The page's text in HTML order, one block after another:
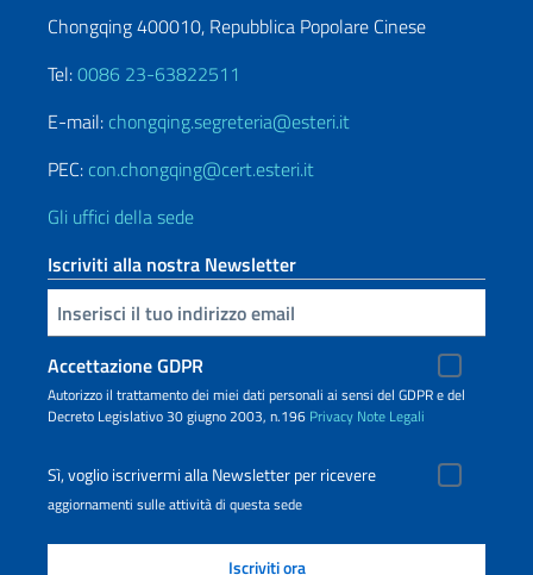
Chongqing 400010, Repubblica Popolare Cinese
Tel:0086 23-63822511
E-mail: chongqing.segreteria@esteri.it
PEC: con.chongqing@cert.esteri.it
Gli uffici della sede
Iscriviti alla nostra Newsletter
Inserisci la tua email
Accettazione GDPR
Autorizzo il trattamento dei miei dati personali ai sensi del GDPR e del
Decreto Legislativo 30 giugno 2003, n.196 Privacy Note Legali
Sì, voglio iscrivermi alla Newsletter per ricevere
aggiornamenti sulle attività di questa sede